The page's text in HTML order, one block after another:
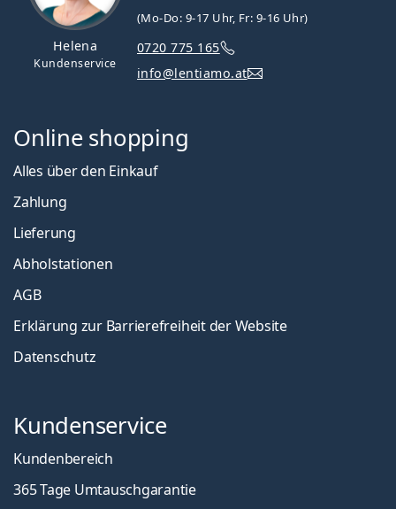
Helena
Kundenservice
(Mo-Do: 9-17 Uhr, Fr: 9-16 Uhr)
0720 775 165
info@lentiamo.at
Online shopping
Alles über den Einkauf
Zahlung
Lieferung
Abholstationen
AGB
Erklärung zur Barrierefreiheit der Website
Datenschutz
Kundenservice
Kundenbereich
365 Tage Umtauschgarantie